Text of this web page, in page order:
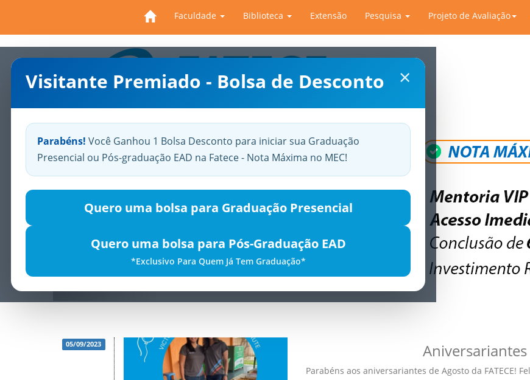
Faculdade Biblioteca Extensão Pesquisa Projeto de Avaliação
×
Visitante Premiado - Bolsa de Desconto
Parabéns! Você Ganhou 1 Bolsa Desconto para iniciar sua Graduação
Presencial ou Pós-graduação EAD na Fatece - Nota Máxima no MEC!
Quero uma bolsa para Graduação Presencial
Quero uma bolsa para Pós-Graduação EAD
*Exclusivo Para Quem Já Tem Graduação*
Previous
05/09/2023
Parabéns aos aniversariantes de Agosto da FATECE!